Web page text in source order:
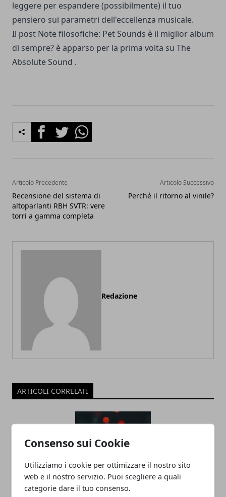
Consenso sui Cookie
Utilizziamo i cookie per ottimizzare il nostro sito
web e il nostro servizio. Puoi scegliere a quali
categorie dare il tuo consenso.
leggere per espandere (possibilmente) il tuo
pensiero sui parametri dell'eccellenza musicale.
Il post Note filosofiche: Pet Sounds è il miglior album
di sempre? è apparso per la prima volta su The
Absolute Sound .
FacebookTwitterWhatsapp
Articolo Precedente
Recensione del sistema di
altoparlanti RBH SVTR: vere
torri a gamma completa
Articolo Successivo
Perché il ritorno al vinile?
Redazione
ARTICOLI CORRELATI